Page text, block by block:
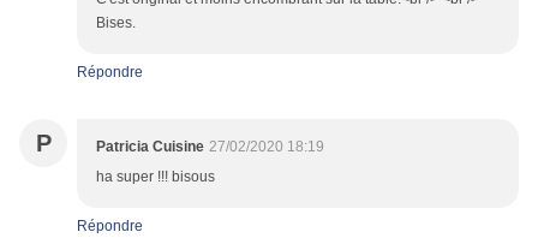
Bises.
Répondre
P Patricia Cuisine 27/02/2020 18:19
ha super !!! bisous
Répondre